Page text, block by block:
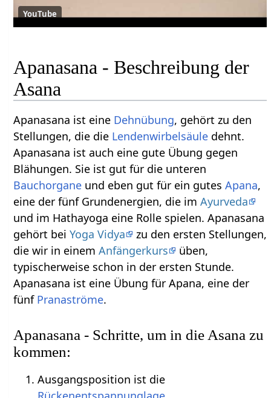
YouTube
Apanasana - Beschreibung der
Asana
Apanasana ist eine Dehnübung, gehört zu den
Stellungen, die die Lendenwirbelsäule dehnt.
Apanasana ist auch eine gute Übung gegen
Blähungen. Sie ist gut für die unteren
Bauchorgane und eben gut für ein gutesApana,
eine der fünf Grundenergien, die imAyurveda
und im Hathayoga eine Rolle spielen. Apanasana
gehört beiYoga Vidya
zu den ersten Stellungen,
die wir in einemAnfängerkurs
üben,
typischerweise schon in der ersten Stunde.
Apanasana ist eine Übung für Apana, eine der
fünf Pranaströme.
Apanasana - Schritte, um in die Asana zu
kommen:
Ausgangsposition ist die